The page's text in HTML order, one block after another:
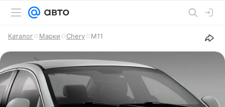
Каталог Марки Chery M11